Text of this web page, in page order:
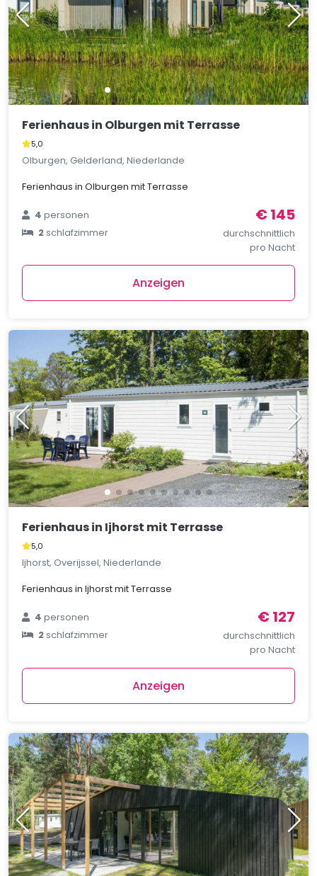
Ferienhaus in Olburgen mit Terrasse
5,0
Olburgen, Gelderland, Niederlande
Ferienhaus in Olburgen mit Terrasse
4personen
2schlafzimmer
€ 145
durchschnittlich
pro Nacht
Anzeigen
Ferienhaus in Ijhorst mit Terrasse
5,0
Ijhorst, Overijssel, Niederlande
Ferienhaus in Ijhorst mit Terrasse
4personen
2schlafzimmer
€ 127
durchschnittlich
pro Nacht
Anzeigen